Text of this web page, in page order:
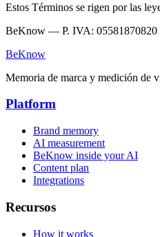
Estos Términos se rigen por las
BeKnow — P. IVA: 05581870820
BeKnow
Memoria de marca y medición de
Platform
Brand memory
AI measurement
BeKnow inside your AI
Content plan
Integrations
Recursos
How it works